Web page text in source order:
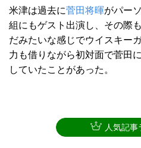
米津は過去に菅田将暉がパー
組にもゲスト出演し、その際
だみたいな感じでウイスキー
力も借りながら初対面で菅田
していたことがあった。
人気記